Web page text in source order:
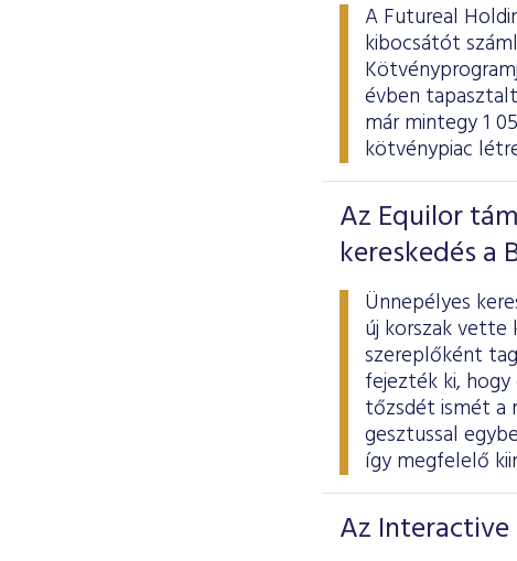
A Futureal
kibocsátót
évben
már mintegy 1
kötvénypiac
Az Equilor
kereskedés a
Ünnepélyes
új korszak vette
szereplőként
fejezték ki,
tőzsdét ismét a
gesztussal
így megfelelő
Az Interactive